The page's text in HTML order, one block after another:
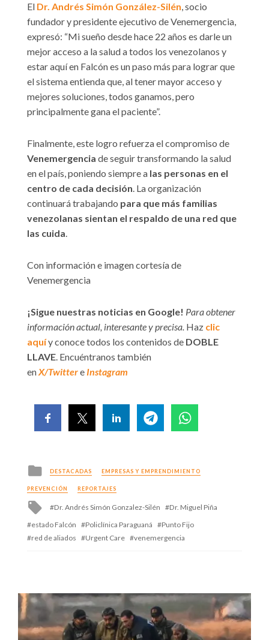
El Dr. Andrés Simón González-Silén, socio
fundador y presidente ejecutivo de Venemergencia,
expresó: “Mi sueño desde hace 22 años es darle un
mejor acceso a la salud a todos los venezolanos y
estar aquí en Falcón es un paso más para lograr que
el sistema entienda que, al tener mayor acceso y
mejores soluciones, todos ganamos, pero
principalmente gana el paciente”.
Finalmente, este logro refuerza el compromiso de
Venemergencia de seguir transformando la salud
en el país, poniendo siempre a las personas en el
centro de cada decisión. La organización
continuará trabajando para que más familias
venezolanas sientan el respaldo de una red que
las cuida.
Con información e imagen cortesía de
Venemergencia
¡Sigue nuestras noticias en Google! Para obtener
información actual, interesante y precisa. Haz clic
aquíy conoce todos los contenidos de DOBLE
LLAVE. Encuéntranos también
enX/Twittere Instagram
Posted
in
DESTACADAS EMPRESAS Y EMPRENDIMIENTO
PREVENCIÓN REPORTAJES
Tagged
Dr. Andrés Simón Gonzalez-Silén
Dr. Miguel Piña
estado Falcón
Policlínica Paraguaná
Punto Fijo
red de aliados
Urgent Care venemergencia